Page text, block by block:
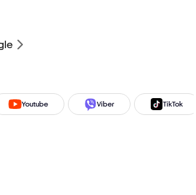
Youtube Viber TikTok